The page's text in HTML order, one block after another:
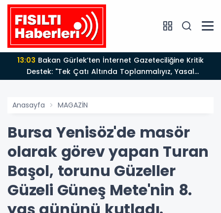
13:03
Destek: "Tek Çatı Altında Toplanmalıyız, Yasal
Düzenlemeye Hazırız"
Anasayfa MAGAZİN
Bursa Yenisöz'de masör
olarak görev yapan Turan
Başol, torunu Güzeller
Güzeli Güneş Mete'nin 8.